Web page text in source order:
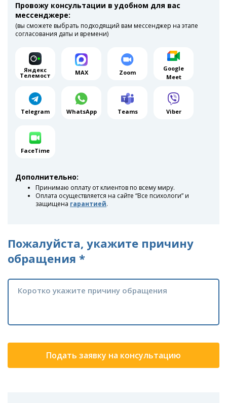
Провожу консультации в удобном для вас
мессенджере:
(вы сможете выбрать подходящий вам мессенджер на этапе
согласования даты и времени)
Яндекс
Телемост MAX Zoom
Google
Meet
Telegram WhatsApp Teams Viber
FaceTime
Дополнительно:
Принимаю оплату от клиентов по всему миру.
Оплата осуществляется на сайте “Все психологи” и
защищена гарантией.
Пожалуйста, укажите причину
обращения *
Подать заявку на консультацию